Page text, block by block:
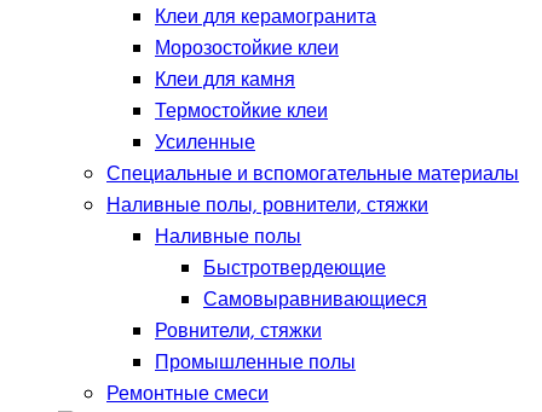
Клеи для керамогранита
Морозостойкие клеи
Клеи для камня
Термостойкие клеи
Усиленные
Специальные и вспомогательные материалы
Наливные полы, ровнители, стяжки
Наливные полы
Быстротвердеющие
Самовыравнивающиеся
Ровнители, стяжки
Промышленные полы
Ремонтные смеси